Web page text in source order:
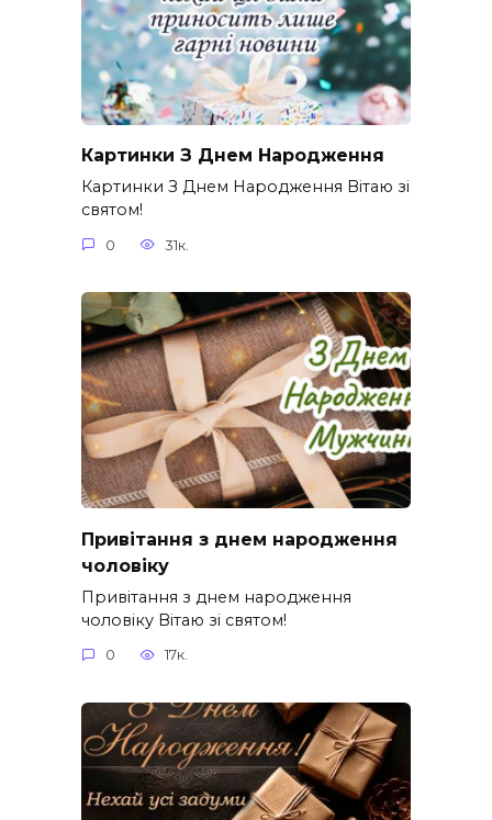
Картинки З Днем Народження
Картинки З Днем Народження Вітаю зі
святом!
0 31к.
Привітання з днем народження
чоловіку
Привітання з днем народження
чоловіку Вітаю зі святом!
0 17к.